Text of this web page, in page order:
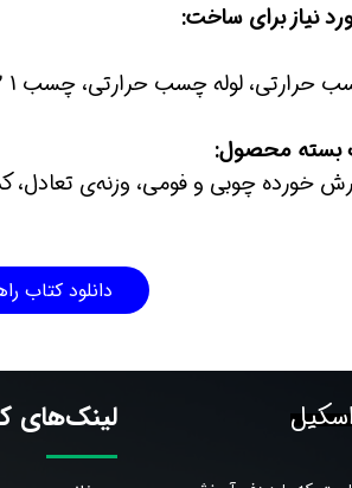
نیاز برای ساخت:
لوله چسب حرارتی، چسب 1 2 3 ، کاتر، قیچی، سشوار
بسته محصول:
خورده چوبی و فومی، وزنه‌ی تعادل،
دانلود کتاب
لینک‌های